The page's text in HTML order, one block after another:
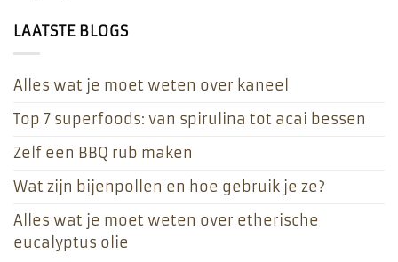
LAATSTE BLOGS
Alles wat je moet weten over kaneel
Top 7 superfoods: van spirulina tot acai bessen
Zelf een BBQ rub maken
Wat zijn bijenpollen en hoe gebruik je ze?
Alles wat je moet weten over etherische
eucalyptus olie